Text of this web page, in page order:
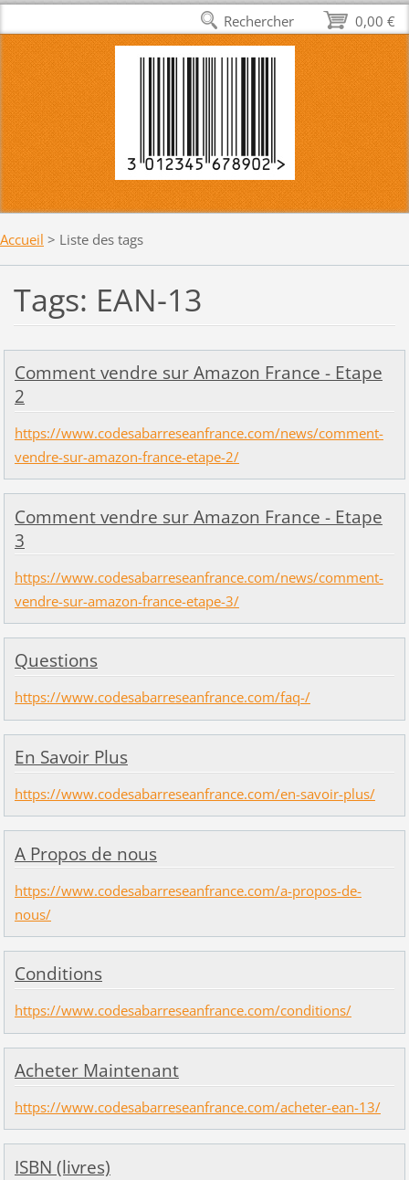
Accueil > Liste des tags
Tags: EAN-13
Comment vendre sur Amazon France - Etape
2
https://www.codesabarreseanfrance.com/news/comment-
vendre-sur-amazon-france-etape-2/
Comment vendre sur Amazon France - Etape
3
https://www.codesabarreseanfrance.com/news/comment-
vendre-sur-amazon-france-etape-3/
Questions
https://www.codesabarreseanfrance.com/faq-/
En Savoir Plus
https://www.codesabarreseanfrance.com/en-savoir-plus/
A Propos de nous
https://www.codesabarreseanfrance.com/a-propos-de-
nous/
Conditions
https://www.codesabarreseanfrance.com/conditions/
Acheter Maintenant
https://www.codesabarreseanfrance.com/acheter-ean-13/
ISBN (livres)
0,00 €
Rechercher